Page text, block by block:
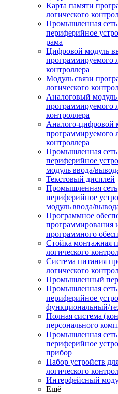
Карта памяти
логического
Промышленная
периферийное
рама
Цифровой модуль
программируемого
контроллера
Модуль связи
логического
Аналоговый
программируемого
контроллера
Аналого-цифровой
программируемого
контроллера
Промышленная
периферийное
модуль ввода/
Текстовый дисплей
Промышленная
периферийное
модуль ввода/
Программное
программирования
программного
Стойка монтажная
логического
Система питания
логического
Промышленный
Промышленная
периферийное
функциональный/
Полная система
персонального
Промышленная
периферийное
прибор
Набор устройств
логического
Интерфейсный
Ещё